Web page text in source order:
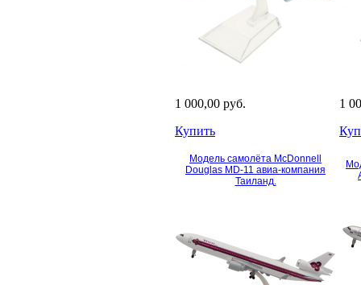
1 000,00 руб.
Купить
1
Модель самолёта McDonnell
Douglas MD-11 авиа-компания
Таиланд.